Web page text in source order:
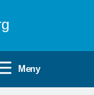
Meny